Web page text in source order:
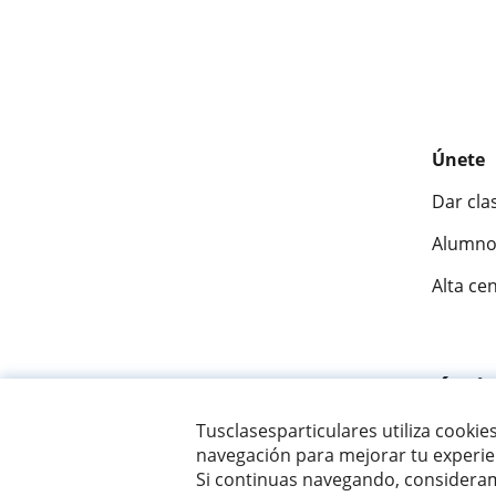
Tusclasesparticulares utiliza
navegación para mejorar tu
Si continuas navegando,
Únete
Dar
Alta
© 2007 - 2026 Tus clases particulares